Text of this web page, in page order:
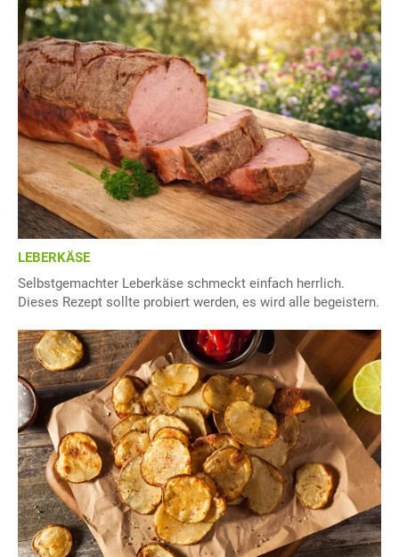
LEBERKÄSE
Selbstgemachter Leberkäse schmeckt einfach herrlich.
Dieses Rezept sollte probiert werden, es wird alle begeistern.